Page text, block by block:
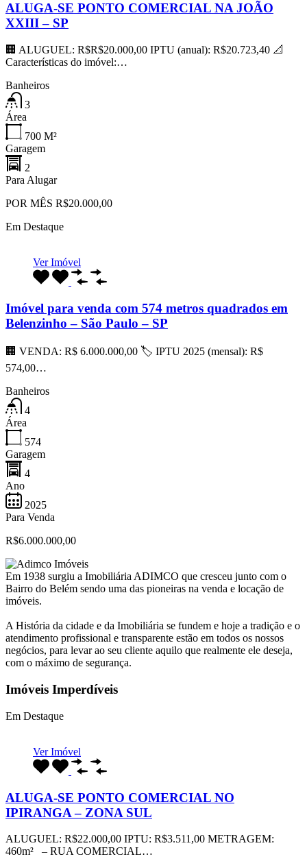
ALUGA-SE PONTO COMERCIAL NA JOÃO
XXIII – SP
🏢 ALUGUEL: R$R$20.000,00 IPTU (anual): R$20.723,40 📐
Características do imóvel:…
Banheiros
3
Área
700 M²
Garagem
2
Para Alugar
POR MÊS R$20.000,00
Em Destaque
Ver Imóvel
Imóvel para venda com 574 metros quadrados em
Belenzinho – São Paulo – SP
🏢 VENDA: R$ 6.000.000,00 🏷 IPTU 2025 (mensal): R$
574,00…
Banheiros
4
Área
574
Garagem
4
Ano
2025
Para Venda
R$6.000.000,00
Em 1938 surgiu a Imobiliária ADIMCO que cresceu junto com o
Bairro do Belém sendo uma das pioneiras na venda e locação de
imóveis.
A História da cidade e da Imobiliária se fundem e hoje a tradição e o
atendimento profissional e transparente estão em todos os nossos
negócios, para levar ao seu cliente aquilo que realmente ele deseja,
com o máximo de segurança.
Imóveis Imperdíveis
Em Destaque
Ver Imóvel
ALUGA-SE PONTO COMERCIAL NO
IPIRANGA – ZONA SUL
ALUGUEL: R$22.000,00 IPTU: R$3.511,00 METRAGEM:
460m² – RUA COMERCIAL…